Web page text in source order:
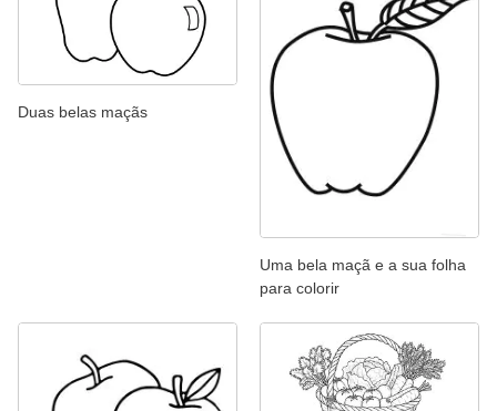
Duas belas maçãs
Uma bela maçã e a sua folha
para colorir